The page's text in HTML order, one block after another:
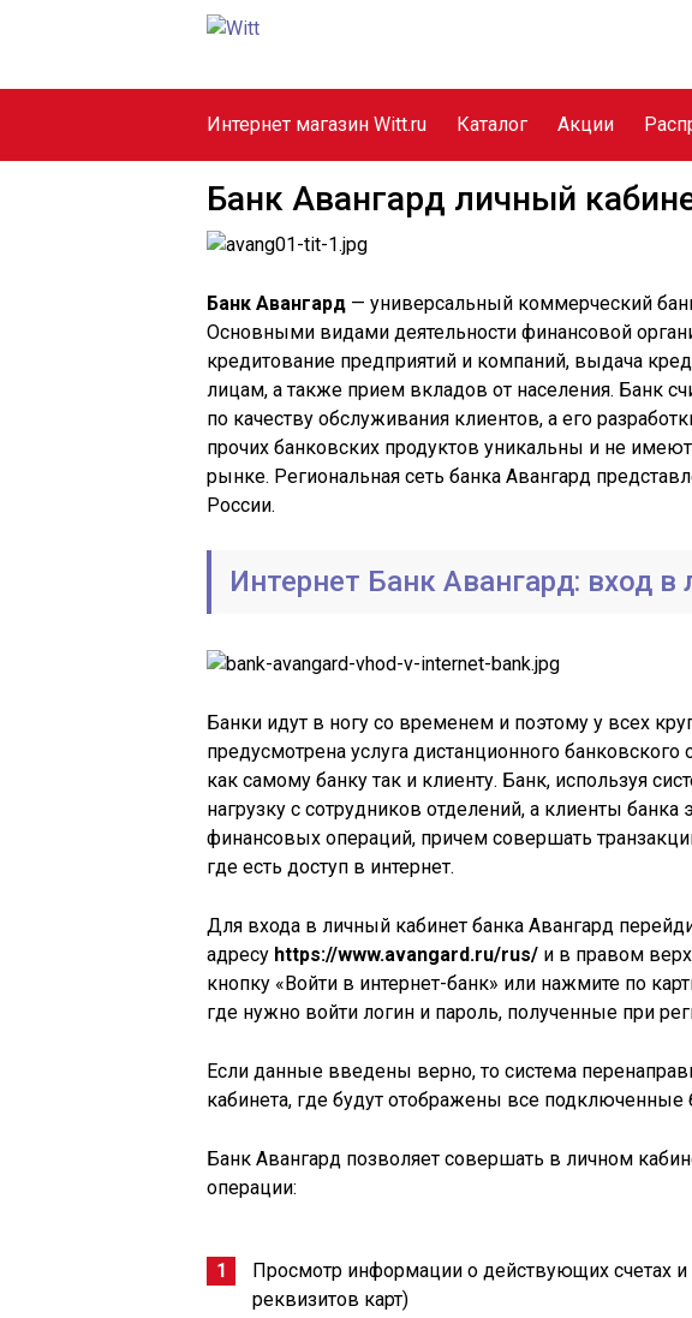
Интернет магазин Witt.ru Каталог Акции
Банк Авангард личный
Банк Авангард — универсальный коммерческий
Основными видами деятельности финансовой
кредитование предприятий и компаний, выдача
лицам, а также прием вкладов от населения. Банк
по качеству обслуживания клиентов, а его
прочих банковских продуктов уникальны и не
рынке. Региональная сеть банка Авангард
России.
Интернет Банк Авангард: вход
Банки идут в ногу со временем и поэтому у всех
предусмотрена услуга дистанционного
как самому банку так и клиенту. Банк, используя
нагрузку с сотрудников отделений, а клиенты
финансовых операций, причем совершать
где есть доступ в интернет.
Для входа в личный кабинет банка Авангард
адресу https://www.avangard.ru/rus/ и в правом
кнопку «Войти в интернет-банк» или нажмите по
где нужно войти логин и пароль, полученные при
Если данные введены верно, то система
кабинета, где будут отображены все подключенные
Банк Авангард позволяет совершать в личном
операции:
Просмотр информации о действующих счетах и
реквизитов карт)